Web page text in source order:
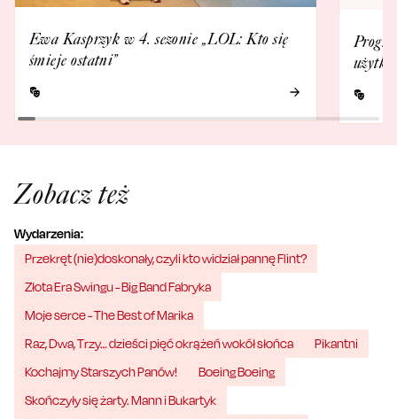
Ewa Kasprzyk w 4. sezonie „LOL: Kto się
śmieje ostatni”
Zobacz też
Wydarzenia:
Przekręt (nie)doskonały, czyli kto widział pannę Flint?
Złota Era Swingu - Big Band Fabryka
Moje serce - The Best of Marika
Raz, Dwa, Trzy… dzieści pięć okrążeń wokół słońca
Pikantni
Kochajmy Starszych Panów!
Boeing Boeing
Skończyły się żarty. Mann i Bukartyk